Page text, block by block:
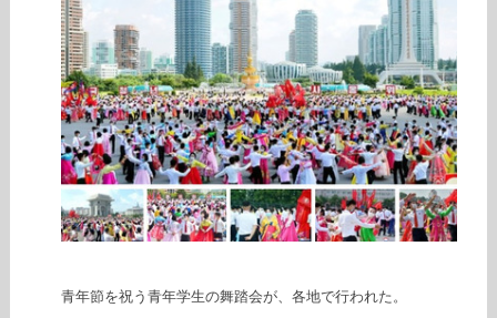
青年節を祝う青年学生の舞踏会が、各地で行われた。